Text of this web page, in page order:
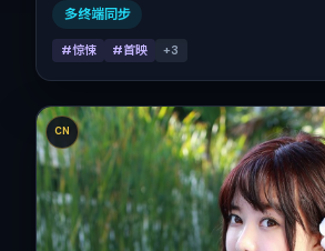
记日 2021-11-09），全片124分钟，节奏
多终端同步
#惊悚 #首映 +3
CN